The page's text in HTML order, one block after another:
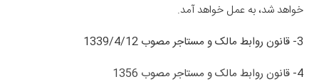
خواهد شد، به عمل خواهد آمد.
3- قانون روابط مالک و مستاجر مصوب 1339/4/12
4- قانون روابط مالک و مستاجر مصوب 1356